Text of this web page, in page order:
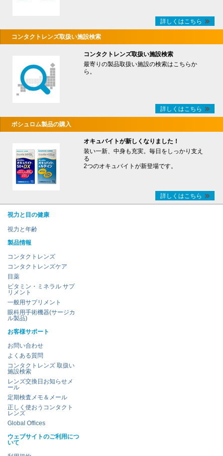
詳しくはこちら
コンタクトレンズ取扱い施設検索
コンタクトレンズ取扱い施設検索
最寄りの製品取扱い施設の検索はこちらか
ら。
詳しくはこちら
ボシュロム製品の購入
オキュバイトが新しくなりました！
装い一新、中身も充実。毎日をしっかり支え
る
2つのオキュバイトが新登場です。
詳しくはこちら
視力と目の健康
視力と年齢
製品情報
コンタクトレンズ
コンタクトレンズケア
目薬
ビタミン・ミネラル サプ
リメント
一般用サプリメント
眼科用手術機器(サージカ
ル製品)
お客様サポート
お問い合わせ
よくある質問
コンタクトレンズ 取扱い
施設検索
レンズ交換日お知らせメ
ール
定期検査メモ＆メール
正しく使おうコンタクト
レンズ
Global Offices
ウェブサイトのご利用につ
いて